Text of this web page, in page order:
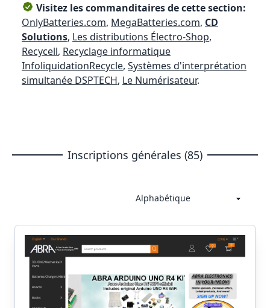
Visitez les commanditaires de cette section:
OnlyBatteries.com, MegaBatteries.com, CD
Solutions, Les distributions Électro-Shop,
Recycell, Recyclage informatique
InfoliquidationRecycle, Systèmes d'interprétation
simultanée DSPTECH, Le Numérisateur.
Inscriptions générales (85)